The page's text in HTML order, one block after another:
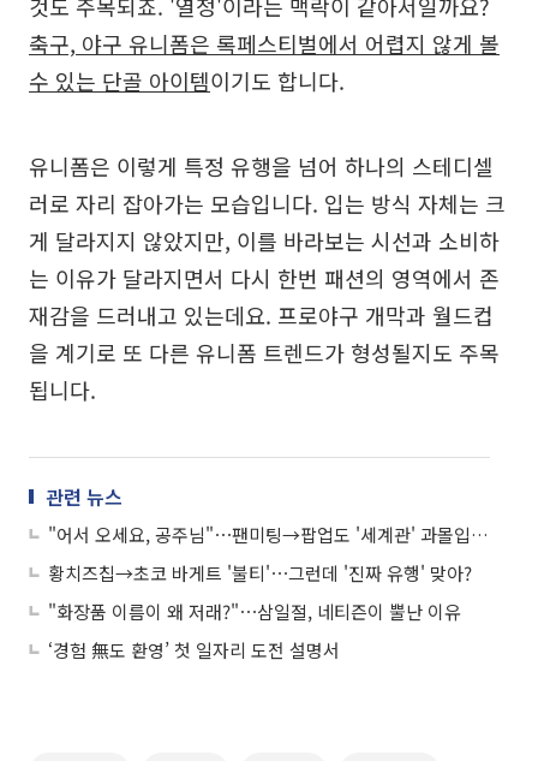
것도 주목되죠. '열정'이라는 맥락이 같아서일까요?
축구, 야구 유니폼은 록페스티벌에서 어렵지 않게 볼
수 있는 단골 아이템이기도 합니다.
유니폼은 이렇게 특정 유행을 넘어 하나의 스테디셀
러로 자리 잡아가는 모습입니다. 입는 방식 자체는 크
게 달라지지 않았지만, 이를 바라보는 시선과 소비하
는 이유가 달라지면서 다시 한번 패션의 영역에서 존
재감을 드러내고 있는데요. 프로야구 개막과 월드컵
을 계기로 또 다른 유니폼 트렌드가 형성될지도 주목
됩니다.
관련 뉴스
"어서 오세요, 공주님"⋯팬미팅→팝업도 '세계관' 과몰입 중!
황치즈칩→초코 바게트 '불티'⋯그런데 '진짜 유행' 맞아?
"화장품 이름이 왜 저래?"⋯삼일절, 네티즌이 뿔난 이유
‘경험 無도 환영’ 첫 일자리 도전 설명서